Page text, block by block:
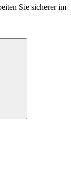
Sie sicherer im